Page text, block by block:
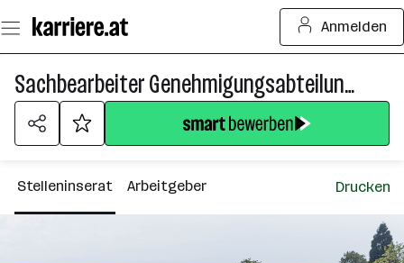
Seiteninhalt
springen
Anmelden
Sachbearbeiter Genehmigungsabteilung (m/w/d)
Stelleninserat Arbeitgeber Drucken